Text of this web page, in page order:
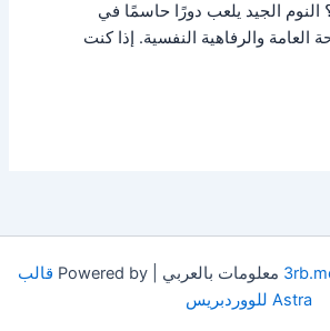
الجيد يلعب دورًا حاسمًا في
والرفاهية النفسية. إذا كنت
قالب
Astra للووردبريس